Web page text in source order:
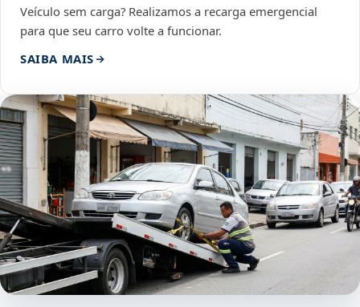
Veículo sem carga? Realizamos a recarga emergencial
para que seu carro volte a funcionar.
SAIBA MAIS